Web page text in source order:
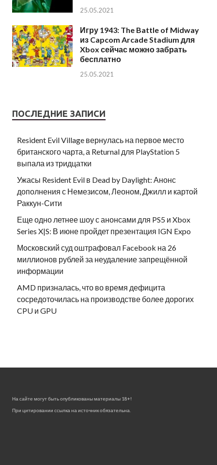
25.05.2021
Игру 1943: The Battle of Midway
из Capcom Arcade Stadium для
Xbox сейчас можно забрать
бесплатно
25.05.2021
ПОСЛЕДНИЕ ЗАПИСИ
Resident Evil Village вернулась на первое место
британского чарта, а Returnal для PlayStation 5
выпала из тридцатки
Ужасы Resident Evil в Dead by Daylight: Анонс
дополнения с Немезисом, Леоном, Джилл и картой
Раккун-Сити
Еще одно летнее шоу с анонсами для PS5 и Xbox
Series X|S: В июне пройдет презентация IGN Expo
Московский суд оштрафовал Facebook на 26
миллионов рублей за неудаление запрещённой
информации
AMD призналась, что во время дефицита
сосредоточилась на производстве более дорогих
CPU и GPU
На сайте могут быть опубликованы материалы 18+!
При цитировании ссылка на источник обязательна.